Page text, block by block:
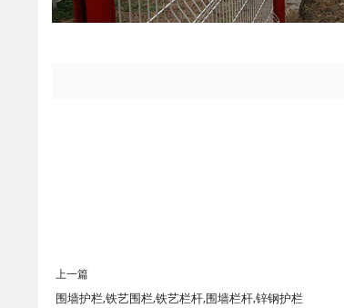
上一篇
围墙护栏,铁艺围栏,铁艺栏杆,围墙栏杆,锌钢护栏